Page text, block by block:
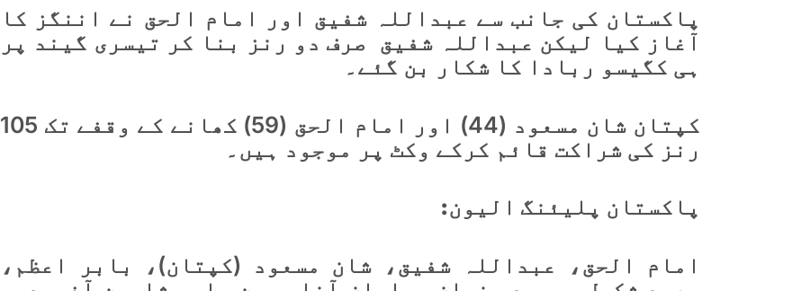
پاکستان کی جانب سے عبداللہ شفیق اور امام الحق نے اننگز کا
آغاز کیا لیکن عبداللہ شفیق صرف دو رنز بنا کر تیسری گیند پر
ہی کگیسو ربادا کا شکار بن گئے۔
کپتان شان مسعود (44) اور امام الحق (59) کھانے کے وقفے تک 105
رنز کی شراکت قائم کرکے وکٹ پر موجود ہیں۔
پاکستان پلیئنگ الیون:
امام الحق، عبداللہ شفیق، شان مسعود (کپتان)، بابر اعظم،